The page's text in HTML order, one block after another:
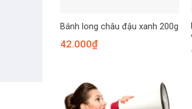
Bánh long châu đậu xanh 200g
42.000₫